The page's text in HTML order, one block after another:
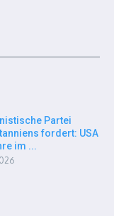
Partei
fordert: USA
im ...